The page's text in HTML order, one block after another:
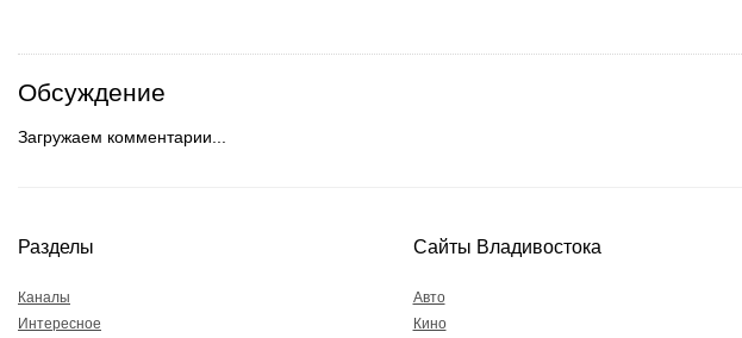
Обсуждение
Загружаем комментарии...
Разделы
Каналы
Интересное
Сайты Владивостока
Авто
Кино